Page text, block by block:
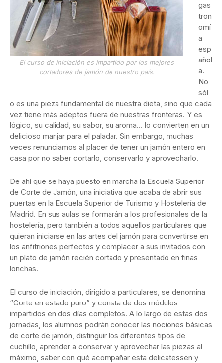
El curso de iniciación es impartido por los mejores
cortadores de jamón de nuestro país.
gas
tron
omí
a
esp
añol
a.
No
sól
o es una pieza fundamental de nuestra dieta, sino que cada
vez tiene más adeptos fuera de nuestras fronteras. Y es
lógico, su calidad, su sabor, su aroma… lo convierten en un
delicioso manjar para el paladar. Sin embargo, muchas
veces renunciamos al placer de tener un jamón entero en
casa por no saber cortarlo, conservarlo y aprovecharlo.
De ahí que se haya puesto en marcha la Escuela Superior
de Corte de Jamón, una iniciativa que acaba de abrir sus
puertas en la Escuela Superior de Turismo y Hostelería de
Madrid. En sus aulas se formarán a los profesionales de la
hostelería, pero también a todos aquellos particulares que
quieran iniciarse en las artes del jamón para convertirse en
los anfitriones perfectos y complacer a sus invitados con
un plato de jamón recién cortado y presentado en finas
lonchas.
El curso de iniciación, dirigido a particulares, se denomina
“Corte en estado puro” y consta de dos módulos
impartidos en dos días completos. A lo largo de estas dos
jornadas, los alumnos podrán conocer las nociones básicas
de corte de jamón, distinguir los diferentes tipos de
cuchillo, aprender a conservar y aprovechar las piezas al
máximo, saber con qué acompañar esta delicatessen y